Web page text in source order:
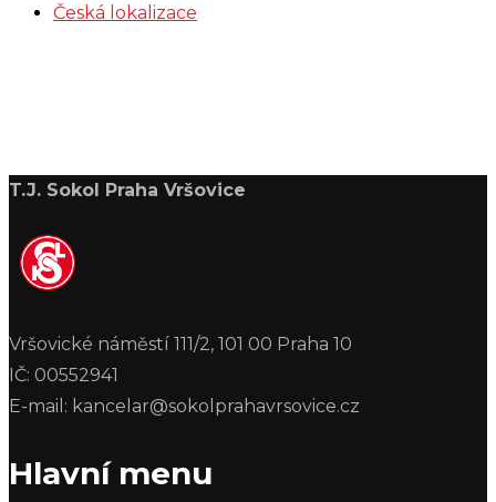
Česká lokalizace
T.J. Sokol Praha Vršovice
Vršovické náměstí 111/2, 101 00 Praha 10
IČ: 00552941
E-mail: kancelar@sokolprahavrsovice.cz
Hlavní menu